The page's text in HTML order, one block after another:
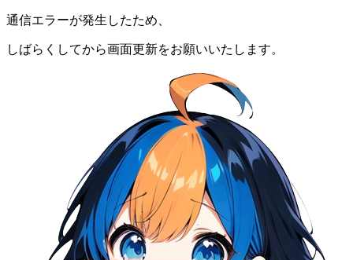
通信エラーが発生したため、
しばらくしてから画面更新をお願いいたします。